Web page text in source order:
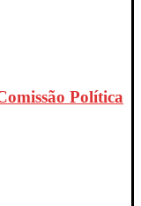
Política